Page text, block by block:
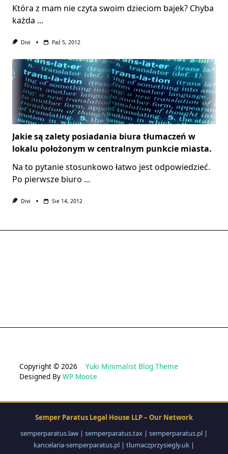
Która z mam nie czyta swoim dzieciom bajek? Chyba
każda ...
Divi Paź 5, 2012
Jakie są zalety posiadania biura tłumaczeń w
lokalu położonym w centralnym punkcie miasta.
Na to pytanie stosunkowo łatwo jest odpowiedzieć.
Po pierwsze biuro ...
Divi Sie 14, 2012
Copyright © 2026 Yuki Minimalist Blog Theme
Designed By WP Moose
Semper Paratus Legal House LLP – Our Network
semperparatus.law | semperparatus.tax | semperparatus.pl |
kancelaria-semperparatus.pl | tlumaczprzysiegly.uk |